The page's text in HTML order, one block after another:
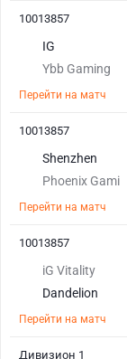
IG
Ybb Gaming
Перейти на матч
10013857
Shenzhen
Phoenix Gami
Перейти на матч
10013857
iG Vitality
Dandelion
Перейти на матч
10013857
Дивизион 1